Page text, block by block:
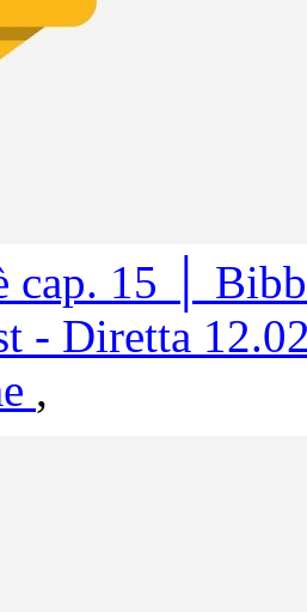
cap. 15 │
- Diretta
,